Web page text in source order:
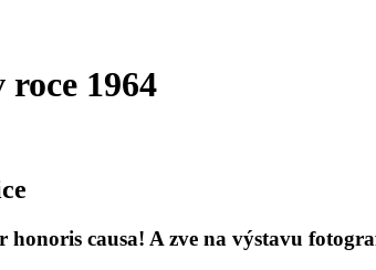
1964
honoris causa! A zve na výstavu